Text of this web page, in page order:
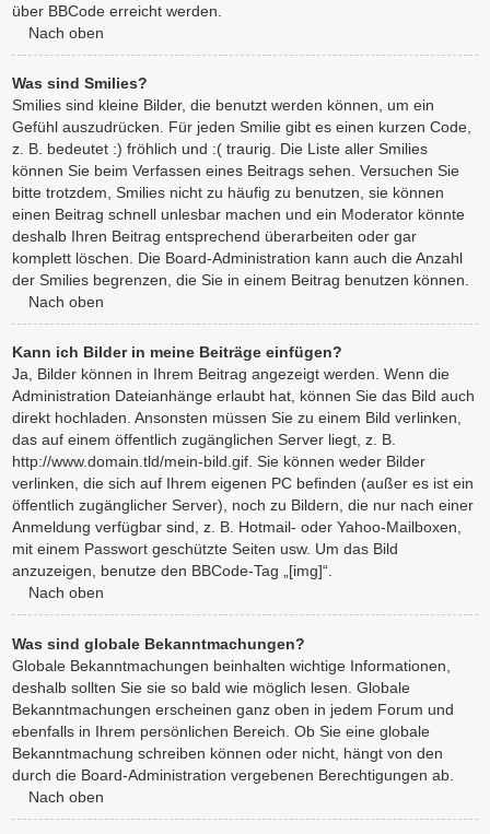
über BBCode erreicht werden.
Nach oben
Was sind Smilies?
Smilies sind kleine Bilder, die benutzt werden können, um ein
Gefühl auszudrücken. Für jeden Smilie gibt es einen kurzen Code,
z. B. bedeutet :) fröhlich und :( traurig. Die Liste aller Smilies
können Sie beim Verfassen eines Beitrags sehen. Versuchen Sie
bitte trotzdem, Smilies nicht zu häufig zu benutzen, sie können
einen Beitrag schnell unlesbar machen und ein Moderator könnte
deshalb Ihren Beitrag entsprechend überarbeiten oder gar
komplett löschen. Die Board-Administration kann auch die Anzahl
der Smilies begrenzen, die Sie in einem Beitrag benutzen können.
Nach oben
Kann ich Bilder in meine Beiträge einfügen?
Ja, Bilder können in Ihrem Beitrag angezeigt werden. Wenn die
Administration Dateianhänge erlaubt hat, können Sie das Bild auch
direkt hochladen. Ansonsten müssen Sie zu einem Bild verlinken,
das auf einem öffentlich zugänglichen Server liegt, z. B.
http://www.domain.tld/mein-bild.gif. Sie können weder Bilder
verlinken, die sich auf Ihrem eigenen PC befinden (außer es ist ein
öffentlich zugänglicher Server), noch zu Bildern, die nur nach einer
Anmeldung verfügbar sind, z. B. Hotmail- oder Yahoo-Mailboxen,
mit einem Passwort geschützte Seiten usw. Um das Bild
anzuzeigen, benutze den BBCode-Tag „[img]“.
Nach oben
Was sind globale Bekanntmachungen?
Globale Bekanntmachungen beinhalten wichtige Informationen,
deshalb sollten Sie sie so bald wie möglich lesen. Globale
Bekanntmachungen erscheinen ganz oben in jedem Forum und
ebenfalls in Ihrem persönlichen Bereich. Ob Sie eine globale
Bekanntmachung schreiben können oder nicht, hängt von den
durch die Board-Administration vergebenen Berechtigungen ab.
Nach oben